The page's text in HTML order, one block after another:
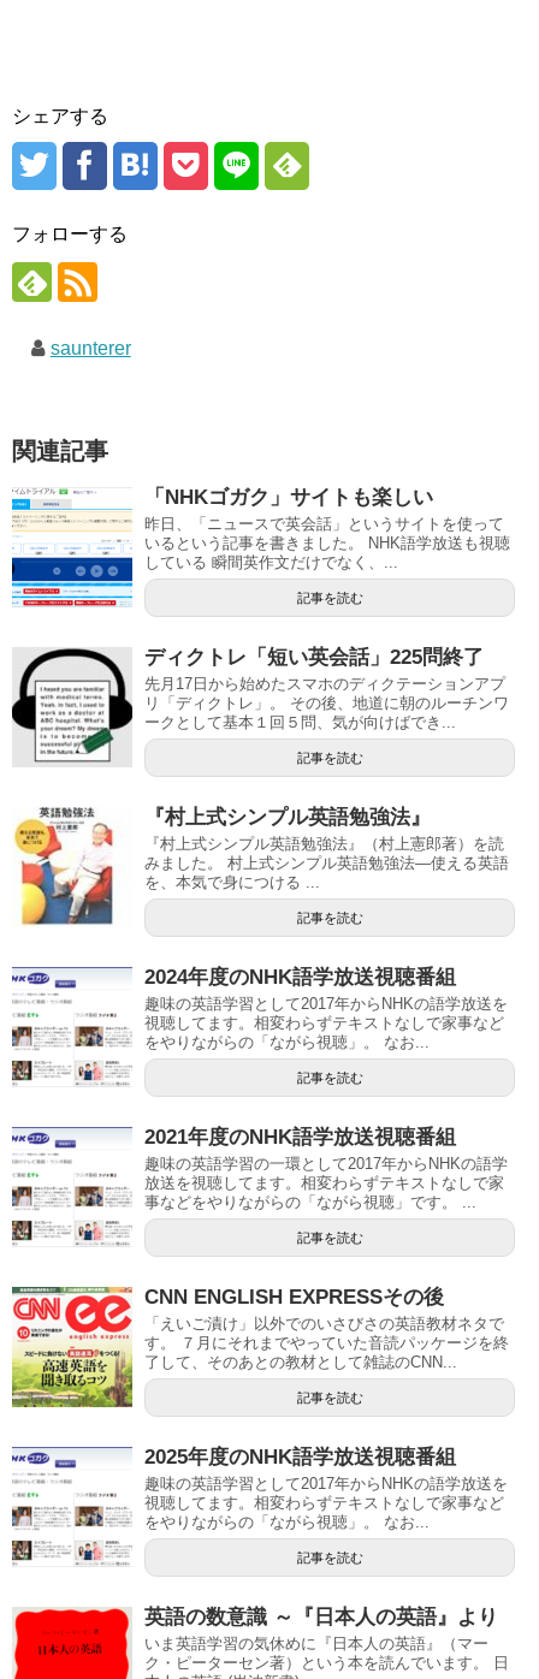
シェアする
フォローする
saunterer
関連記事
「NHKゴガク」サイトも楽しい
昨日、「ニュースで英会話」というサイトを使って
いるという記事を書きました。 NHK語学放送も視聴
している 瞬間英作文だけでなく、...
記事を読む
ディクトレ「短い英会話」225問終了
先月17日から始めたスマホのディクテーションアプ
リ「ディクトレ」。 その後、地道に朝のルーチンワ
ークとして基本１回５問、気が向けばでき...
記事を読む
『村上式シンプル英語勉強法』
『村上式シンプル英語勉強法』（村上憲郎著）を読
みました。 村上式シンプル英語勉強法―使える英語
を、本気で身につける ...
記事を読む
2024年度のNHK語学放送視聴番組
趣味の英語学習として2017年からNHKの語学放送を
視聴してます。相変わらずテキストなしで家事など
をやりながらの「ながら視聴」。 なお...
記事を読む
2021年度のNHK語学放送視聴番組
趣味の英語学習の一環として2017年からNHKの語学
放送を視聴してます。相変わらずテキストなしで家
事などをやりながらの「ながら視聴」です。 ...
記事を読む
CNN ENGLISH EXPRESSその後
「えいご漬け」以外でのいさびさの英語教材ネタで
す。 ７月にそれまでやっていた音読パッケージを終
了して、そのあとの教材として雑誌のCNN...
記事を読む
2025年度のNHK語学放送視聴番組
趣味の英語学習として2017年からNHKの語学放送を
視聴してます。相変わらずテキストなしで家事など
をやりながらの「ながら視聴」。 なお...
記事を読む
英語の数意識 ～『日本人の英語』より
いま英語学習の気休めに『日本人の英語』（マー
ク・ピーターセン著）という本を読んでいます。 日